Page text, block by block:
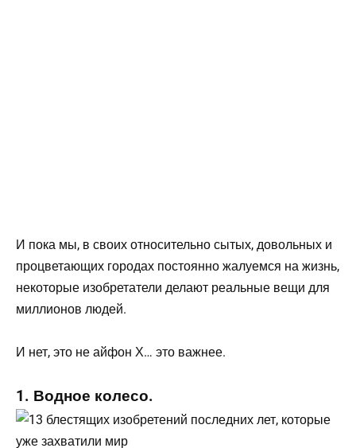
И пока мы, в своих относительно сытых, довольных и
процветающих городах постоянно жалуемся на жизнь,
некоторые изобретатели делают реальные вещи для
миллионов людей.
И нет, это не айфон Х… это важнее.
1. Водное колесо.